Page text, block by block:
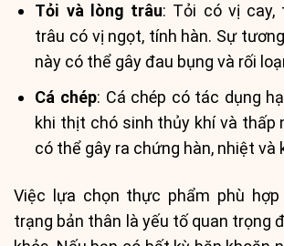
Tỏi và lòng trâu: Tỏi có vị cay,
trâu có vị ngọt, tính hàn. Sự
này có thể gây đau bụng và rối
Cá chép: Cá chép có tác dụng
khi thịt chó sinh thủy khí và thấp
có thể gây ra chứng hàn, nhiệt và
Việc lựa chọn thực phẩm phù
trạng bản thân là yếu tố quan trọng